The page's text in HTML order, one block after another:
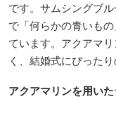
です。サムシングブ
で「何らかの青いも
ています。アクアマ
く、結婚式にぴったり
アクアマリンを用い